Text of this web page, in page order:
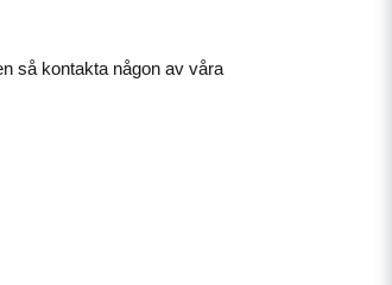
så kontakta någon av våra